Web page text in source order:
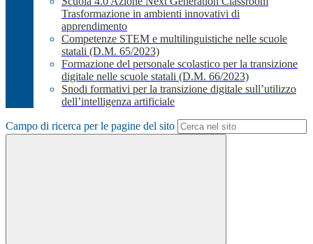
Trasformazione in ambienti innovativi di
apprendimento
Competenze STEM e multilinguistiche nelle scuole
statali (D.M. 65/2023)
Formazione del personale scolastico per la transizione
digitale nelle scuole statali (D.M. 66/2023)
Snodi formativi per la transizione digitale sull’utilizzo
dell’intelligenza artificiale
Campo di ricerca per le pagine del sito